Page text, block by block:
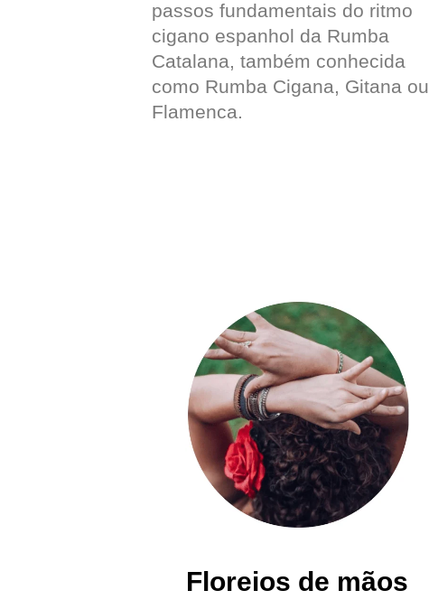
passos fundamentais do ritmo
cigano espanhol da Rumba
Catalana, também conhecida
como Rumba Cigana, Gitana ou
Flamenca.
Floreios de mãos